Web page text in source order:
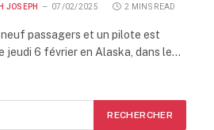
JOSEPH 07/02/2025 2 MINS READ
passagers et un pilote est
jeudi 6 février en Alaska, dans le…